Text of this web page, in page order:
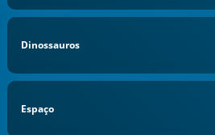
Dinossauros
Espaço